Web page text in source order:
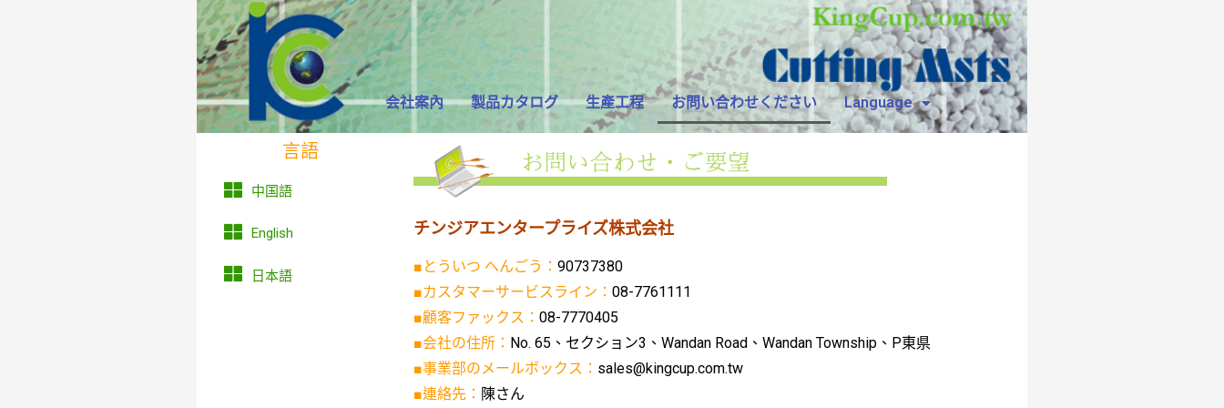
会社案內 製品カタログ 生產工程 お問い合わせください Language
言語
中国語
English
日本語
チンジアエンタープライズ株式会社
■とういつ へんごう： 90737380
■カスタマーサービスライン： 08-7761111
■顧客ファックス： 08-7770405
■会社の住所： No. 65、セクション3、Wandan Road、Wandan Township、P東県
■事業部のメールボックス： sales@kingcup.com.tw
■連絡先： 陳さん